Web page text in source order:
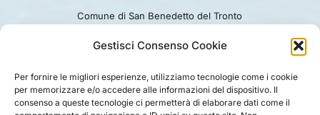
Gestisci Consenso Cookie
Per fornire le migliori esperienze, utilizziamo tecnologie come i cookie
per memorizzare e/o accedere alle informazioni del dispositivo. Il
consenso a queste tecnologie ci permetterà di elaborare dati come il
Comune di San Benedetto del Tronto
Ufficio turismo: 0735.794229
PRIVACY |COOKIE | LEGAL |DISCLAIMER